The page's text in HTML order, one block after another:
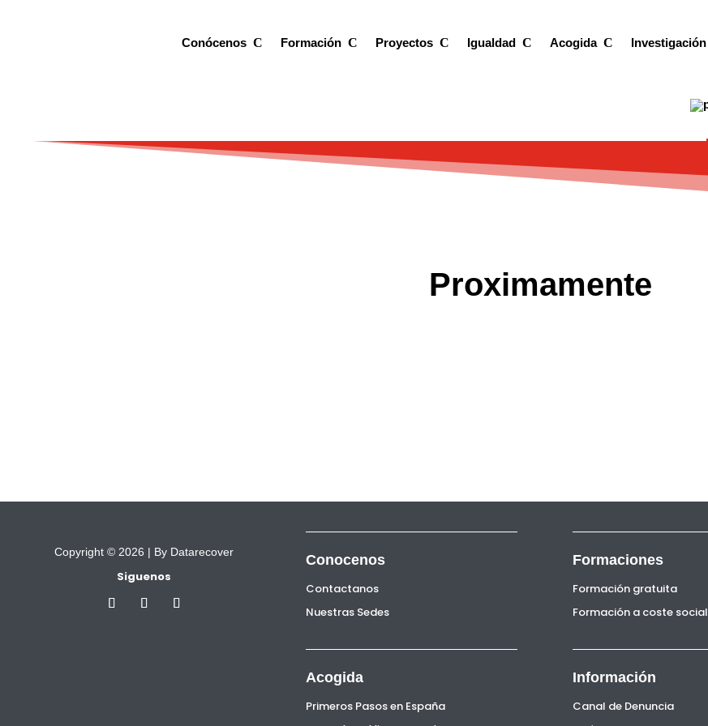
Conócenos Formación Proyectos Igualdad Acogida Investigación
Proximamente
Copyright © 2026 | By Datarecover
Siguenos
Conocenos
Contactanos
Nuestras Sedes
Acogida
Primeros Pasos en España
Formaciones
Formación gratuita
Formación a coste social
Información
Canal de Denuncia